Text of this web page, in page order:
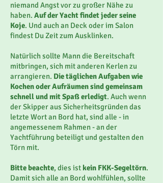
niemand Angst vor zu großer Nähe zu
haben. Auf der Yacht findet jeder seine
Koje. Und auch an Deck oder im Salon
findest Du Zeit zum Ausklinken.
Natürlich sollte Mann die Bereitschaft
mitbringen, sich mit anderen Kerlen zu
arrangieren. Die täglichen Aufgaben wie
Kochen oder Aufräumen sind gemeinsam
schnell und mit Spaß erledigt. Auch wenn
der Skipper aus Sicherheitsgründen das
letzte Wort an Bord hat, sind alle - in
angemessenem Rahmen - an der
Yachtführung beteiligt und gestalten den
Törn mit.
Bitte beachte, dies ist kein FKK-Segeltörn.
Damit sich alle an Bord wohlfühlen, sollte